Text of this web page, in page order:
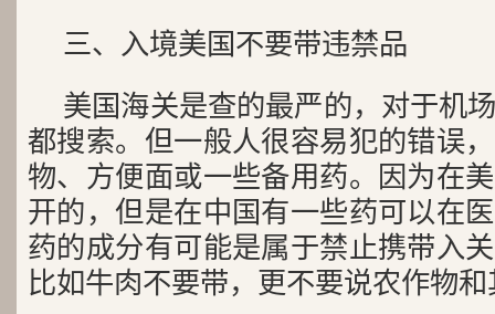
三、入境美国不要带违禁品
美国海关是查的最严的，对于机
都搜索。但一般人很容易犯的错误
物、方便面或一些备用药。因为在
开的，但是在中国有一些药可以在
药的成分有可能是属于禁止携带入
比如牛肉不要带，更不要说农作物